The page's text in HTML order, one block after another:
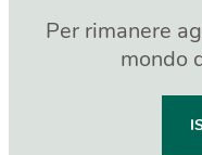
Per rimanere
mondo